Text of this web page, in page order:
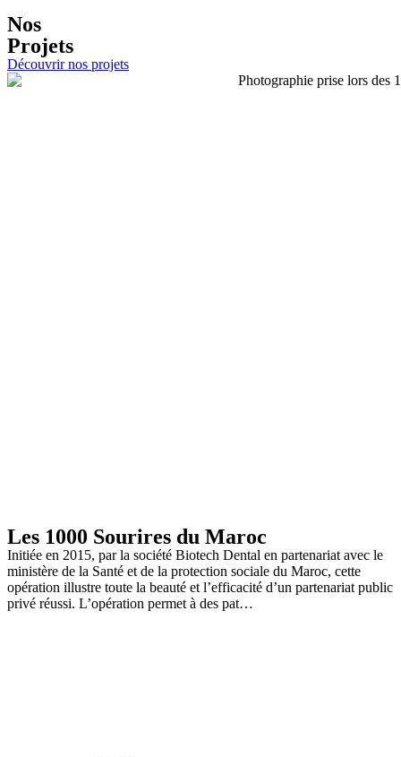
Nos
Projets
Découvrir nos projets
Les 1000 Sourires du Maroc
Initiée en 2015, par la société Biotech Dental en partenariat avec le
ministère de la Santé et de la protection sociale du Maroc, cette
opération illustre toute la beauté et l’efficacité d’un partenariat public
privé réussi. L’opération permet à des pat…